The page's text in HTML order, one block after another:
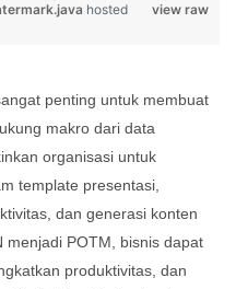
view raw
hosted
penting untuk membuat
makro dari data
organisasi untuk
template presentasi,
dan generasi konten
menjadi POTM, bisnis dapat
produktivitas, dan